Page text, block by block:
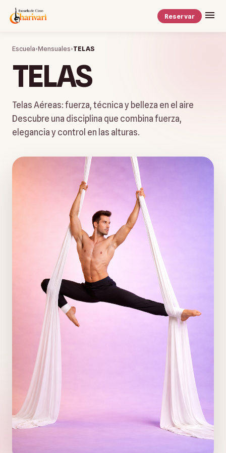
Reservar
Escuela›Mensuales›TELAS
TELAS
Telas Aéreas: fuerza, técnica y belleza en el aire
Descubre una disciplina que combina fuerza,
elegancia y control en las alturas.